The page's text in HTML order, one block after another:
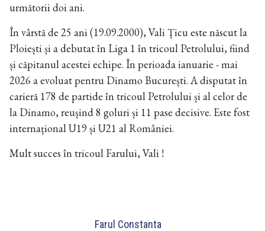
următorii doi ani.
În vârstă de 25 ani (19.09.2000), Vali Țicu este născut la
Ploiești și a debutat în Liga 1 în tricoul Petrolului, fiind
și căpitanul acestei echipe. În perioada ianuarie - mai
2026 a evoluat pentru Dinamo București. A disputat în
carieră 178 de partide în tricoul Petrolului și al celor de
la Dinamo, reușind 8 goluri și 11 pase decisive. Este fost
internațional U19 și U21 al României.
Mult succes în tricoul Farului, Vali !
Farul Constanta